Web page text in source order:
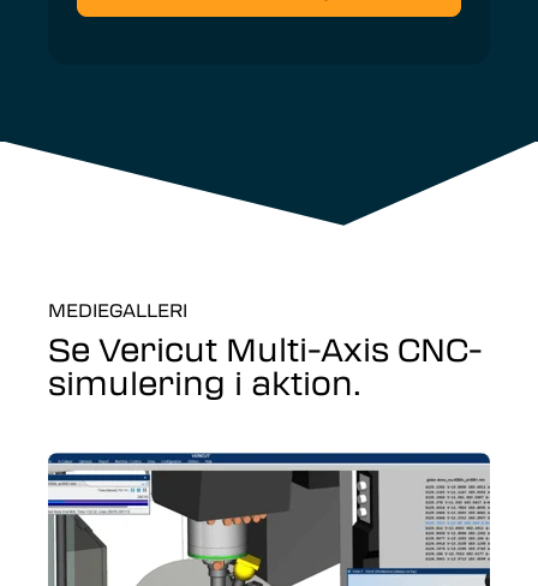
MEDIEGALLERI
Se Vericut Multi-Axis CNC-
simulering i aktion.